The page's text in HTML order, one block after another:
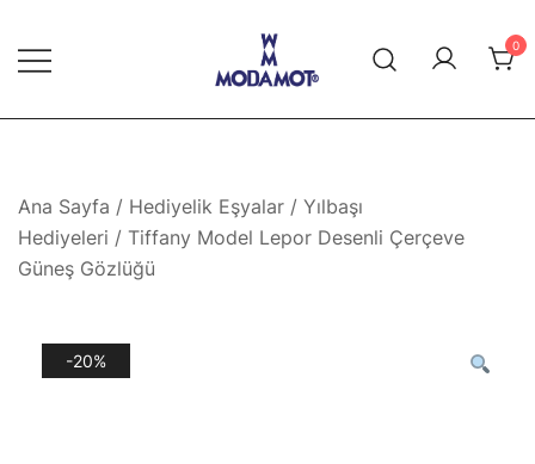
content
Modamot E-Ticaret
0
Ana Sayfa / Hediyelik Eşyalar / Yılbaşı
Hediyeleri / Tiffany Model Lepor Desenli Çerçeve
Güneş Gözlüğü
-20%